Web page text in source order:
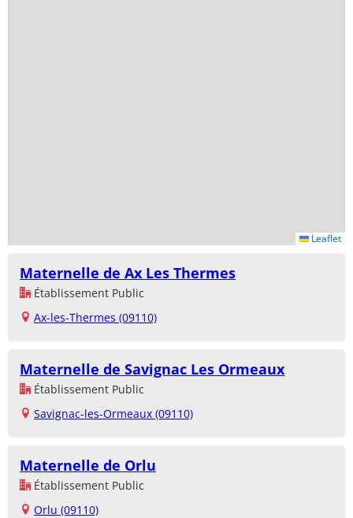
Leaflet
Maternelle de Ax Les Thermes
Établissement Public
Ax-les-Thermes (09110)
Maternelle de Savignac Les Ormeaux
Établissement Public
Savignac-les-Ormeaux (09110)
Maternelle de Orlu
Établissement Public
Orlu (09110)